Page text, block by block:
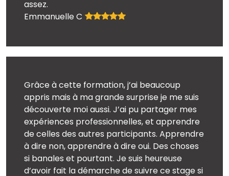
assez.
Emmanuelle C
Grâce à cette formation, j’ai beaucoup
appris mais à ma grande surprise je me suis
découverte moi aussi. J’ai pu partager mes
expériences professionnelles, et apprendre
de celles des autres participants. Apprendre
à dire non, apprendre à dire oui. Des choses
si banales et pourtant. Je suis heureuse
d’avoir fait la démarche de suivre ce stage si